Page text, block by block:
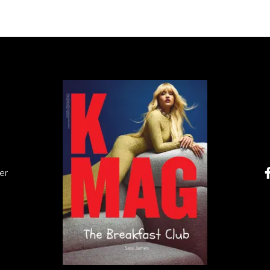
przekroju warstw, z których jest zrobiona. Ma to
jakość produktu. Najwyższej jakości jest
– jest to tak zwany full grain.
rzadko bywa tak nazywana na metkach. Powstaje z
powierzchni. Oznacza to, że zachowana zostaje
drobnymi bliznami czy nierównościami. To